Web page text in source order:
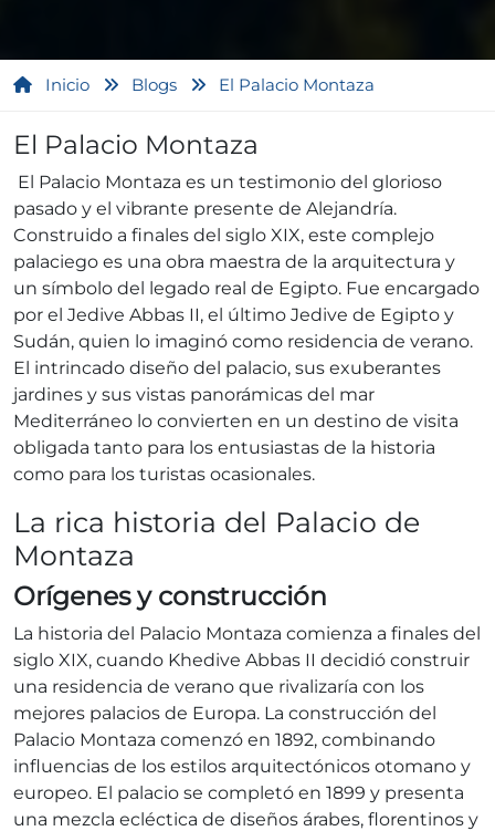
Inicio Blogs El Palacio Montaza
El Palacio Montaza
El Palacio Montaza es un testimonio del glorioso
pasado y el vibrante presente de Alejandría.
Construido a finales del siglo XIX, este complejo
palaciego es una obra maestra de la arquitectura y
un símbolo del legado real de Egipto. Fue encargado
por el Jedive Abbas II, el último Jedive de Egipto y
Sudán, quien lo imaginó como residencia de verano.
El intrincado diseño del palacio, sus exuberantes
jardines y sus vistas panorámicas del mar
Mediterráneo lo convierten en un destino de visita
obligada tanto para los entusiastas de la historia
como para los turistas ocasionales.
La rica historia del Palacio de
Montaza
Orígenes y construcción
La historia del Palacio Montaza comienza a finales del
siglo XIX, cuando Khedive Abbas II decidió construir
una residencia de verano que rivalizaría con los
mejores palacios de Europa. La construcción del
Palacio Montaza comenzó en 1892, combinando
influencias de los estilos arquitectónicos otomano y
europeo. El palacio se completó en 1899 y presenta
una mezcla ecléctica de diseños árabes, florentinos y